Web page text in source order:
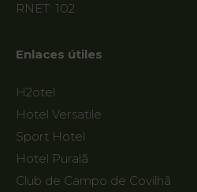
RNET: 102
Enlaces útiles
H2otel
Hotel Versatile
Sport Hotel
Hotel Puralã
Club de Campo de Covilhã